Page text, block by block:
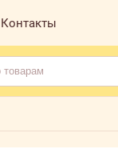
Контакты